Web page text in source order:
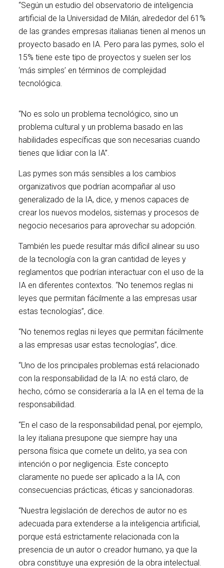
“Según un estudio del observatorio de inteligencia
artificial de la Universidad de Milán, alrededor del 61%
de las grandes empresas italianas tienen al menos un
proyecto basado en IA. Pero para las pymes, solo el
15% tiene este tipo de proyectos y suelen ser los
‘más simples’ en términos de complejidad
tecnológica.
“No es solo un problema tecnológico, sino un
problema cultural y un problema basado en las
habilidades específicas que son necesarias cuando
tienes que lidiar con la IA”.
Las pymes son más sensibles a los cambios
organizativos que podrían acompañar al uso
generalizado de la IA, dice, y menos capaces de
crear los nuevos modelos, sistemas y procesos de
negocio necesarios para aprovechar su adopción.
También les puede resultar más difícil alinear su uso
de la tecnología con la gran cantidad de leyes y
reglamentos que podrían interactuar con el uso de la
IA en diferentes contextos. “No tenemos reglas ni
leyes que permitan fácilmente a las empresas usar
estas tecnologías”, dice.
“No tenemos reglas ni leyes que permitan fácilmente
a las empresas usar estas tecnologías”, dice.
“Uno de los principales problemas está relacionado
con la responsabilidad de la IA: no está claro, de
hecho, cómo se consideraría a la IA en el tema de la
responsabilidad.
“En el caso de la responsabilidad penal, por ejemplo,
la ley italiana presupone que siempre hay una
persona física que comete un delito, ya sea con
intención o por negligencia. Este concepto
claramente no puede ser aplicado a la IA, con
consecuencias prácticas, éticas y sancionadoras.
“Nuestra legislación de derechos de autor no es
adecuada para extenderse a la inteligencia artificial,
porque está estrictamente relacionada con la
presencia de un autor o creador humano, ya que la
obra constituye una expresión de la obra intelectual.